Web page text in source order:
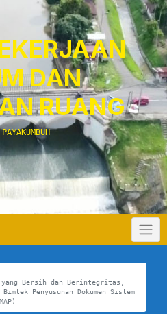
DAN
RUANG
yang Bersih dan Berintegritas,
Penyusunan Dokumen Sistem